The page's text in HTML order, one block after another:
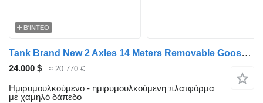
ΒΊΝΤΕΟ
Tank Brand New 2 Axles 14 Meters Removable Gooseneck Lowboy Trailer
24.000 $ ≈ 20.770 €
Ημιρυμουλκούμενο - ημιρυμουλκούμενη πλατφόρμα
με χαμηλό δάπεδο